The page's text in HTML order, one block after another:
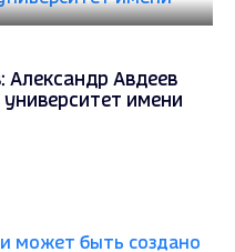
Александр Авдеев
имени